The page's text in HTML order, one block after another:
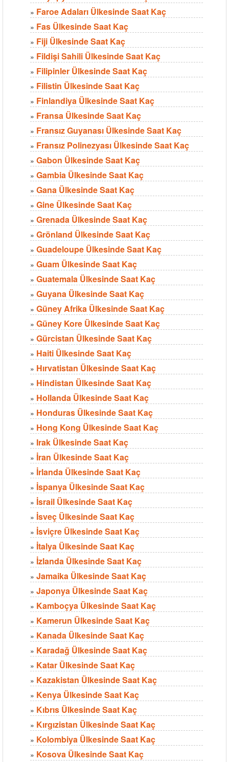
» Faroe Adaları Ülkesinde Saat Kaç
» Fas Ülkesinde Saat Kaç
» Fiji Ülkesinde Saat Kaç
» Fildişi Sahili Ülkesinde Saat Kaç
» Filipinler Ülkesinde Saat Kaç
» Filistin Ülkesinde Saat Kaç
» Finlandiya Ülkesinde Saat Kaç
» Fransa Ülkesinde Saat Kaç
» Fransız Guyanası Ülkesinde Saat Kaç
» Fransız Polinezyası Ülkesinde Saat Kaç
» Gabon Ülkesinde Saat Kaç
» Gambia Ülkesinde Saat Kaç
» Gana Ülkesinde Saat Kaç
» Gine Ülkesinde Saat Kaç
» Grenada Ülkesinde Saat Kaç
» Grönland Ülkesinde Saat Kaç
» Guadeloupe Ülkesinde Saat Kaç
» Guam Ülkesinde Saat Kaç
» Guatemala Ülkesinde Saat Kaç
» Guyana Ülkesinde Saat Kaç
» Güney Afrika Ülkesinde Saat Kaç
» Güney Kore Ülkesinde Saat Kaç
» Gürcistan Ülkesinde Saat Kaç
» Haiti Ülkesinde Saat Kaç
» Hırvatistan Ülkesinde Saat Kaç
» Hindistan Ülkesinde Saat Kaç
» Hollanda Ülkesinde Saat Kaç
» Honduras Ülkesinde Saat Kaç
» Hong Kong Ülkesinde Saat Kaç
» Irak Ülkesinde Saat Kaç
» İran Ülkesinde Saat Kaç
» İrlanda Ülkesinde Saat Kaç
» İspanya Ülkesinde Saat Kaç
» İsrail Ülkesinde Saat Kaç
» İsveç Ülkesinde Saat Kaç
» İsviçre Ülkesinde Saat Kaç
» İtalya Ülkesinde Saat Kaç
» İzlanda Ülkesinde Saat Kaç
» Jamaika Ülkesinde Saat Kaç
» Japonya Ülkesinde Saat Kaç
» Kamboçya Ülkesinde Saat Kaç
» Kamerun Ülkesinde Saat Kaç
» Kanada Ülkesinde Saat Kaç
» Karadağ Ülkesinde Saat Kaç
» Katar Ülkesinde Saat Kaç
» Kazakistan Ülkesinde Saat Kaç
» Kenya Ülkesinde Saat Kaç
» Kıbrıs Ülkesinde Saat Kaç
» Kırgızistan Ülkesinde Saat Kaç
» Kolombiya Ülkesinde Saat Kaç
» Kosova Ülkesinde Saat Kaç